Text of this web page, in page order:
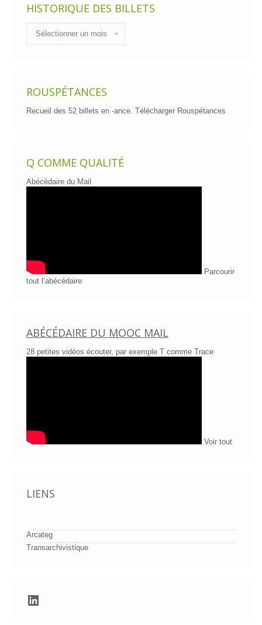
HISTORIQUE DES BILLETS
des
billets
ROUSPÉTANCES
Recueil des 52 billets en -ance. Télécharger Rouspétances
Q COMME QUALITÉ
Abécédaire du Mail
Parcourir
tout l’abécédaire
ABÉCÉDAIRE DU MOOC MAIL
28 petites vidéos écouter, par exemple T comme Trace
Voir tout
LIENS
Arcateg
Transarchivistique
LinkedIn